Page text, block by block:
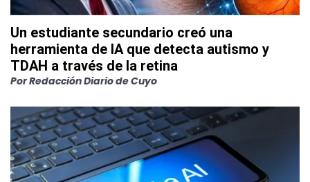
Un estudiante secundario creó una
herramienta de IA que detecta autismo y
TDAH a través de la retina
PorRedacción Diario de Cuyo